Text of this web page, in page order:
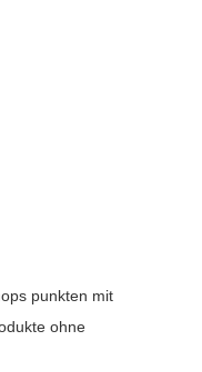
punkten mit
ohne